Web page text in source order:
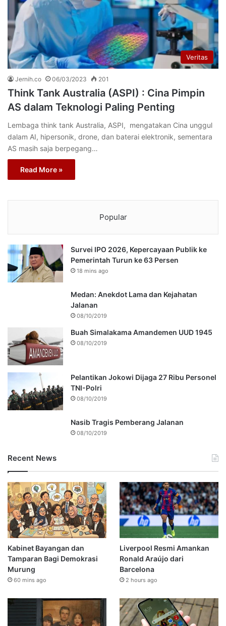
Veritas
Jernih.co 06/03/2023 201
Think Tank Australia (ASPI) : Cina Pimpin
AS dalam Teknologi Paling Penting
Lembaga think tank Australia, ASPI, mengatakan Cina unggul
dalam AI, hipersonik, drone, dan baterai elektronik, sementara
AS masih saja berpegang…
Read More »
Popular
Survei IPO 2026, Kepercayaan Publik ke
Pemerintah Turun ke 63 Persen
18 mins ago
Medan: Anekdot Lama dan Kejahatan
Jalanan
08/10/2019
Buah Simalakama Amandemen UUD 1945
08/10/2019
Pelantikan Jokowi Dijaga 27 Ribu Personel
TNI-Polri
08/10/2019
Nasib Tragis Pemberang Jalanan
08/10/2019
Recent News
Kabinet Bayangan dan
Tamparan Bagi Demokrasi
Murung
60 mins ago
Liverpool Resmi Amankan
Ronald Araújo dari
Barcelona
2 hours ago